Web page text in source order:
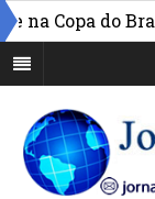
do Brasil »